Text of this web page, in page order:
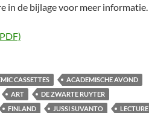
in de bijlage voor meer informatie.
CASSETTES
ACADEMISCHE AVOND
ART
DE ZWARTE RUYTER
FINLAND JUSSI SUVANTO
LECTURE